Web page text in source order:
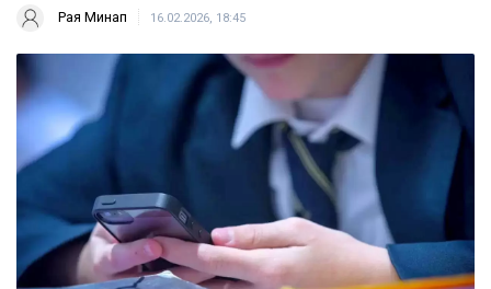
Рая Минап 16.02.2026, 18:45